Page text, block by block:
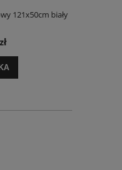
121x50cm biały